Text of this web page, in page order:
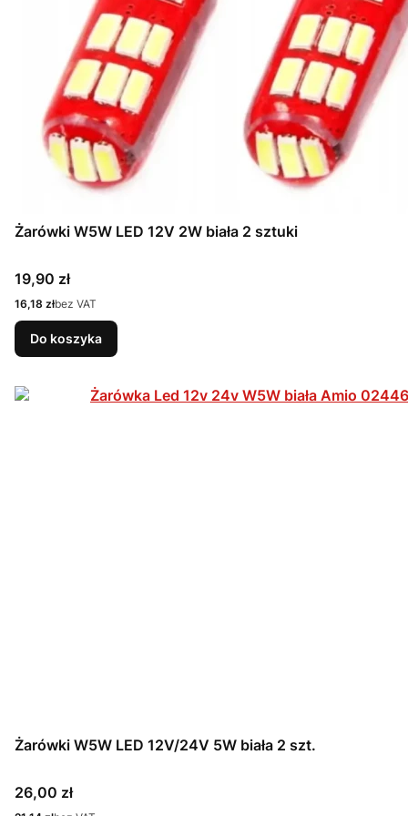
Żarówki W5W LED 12V 2W biała 2 sztuki
Cena
19,90 zł
Cena
16,18 złbez VAT
Do koszyka
Żarówki W5W LED 12V/24V 5W biała 2 szt.
Cena
26,00 zł